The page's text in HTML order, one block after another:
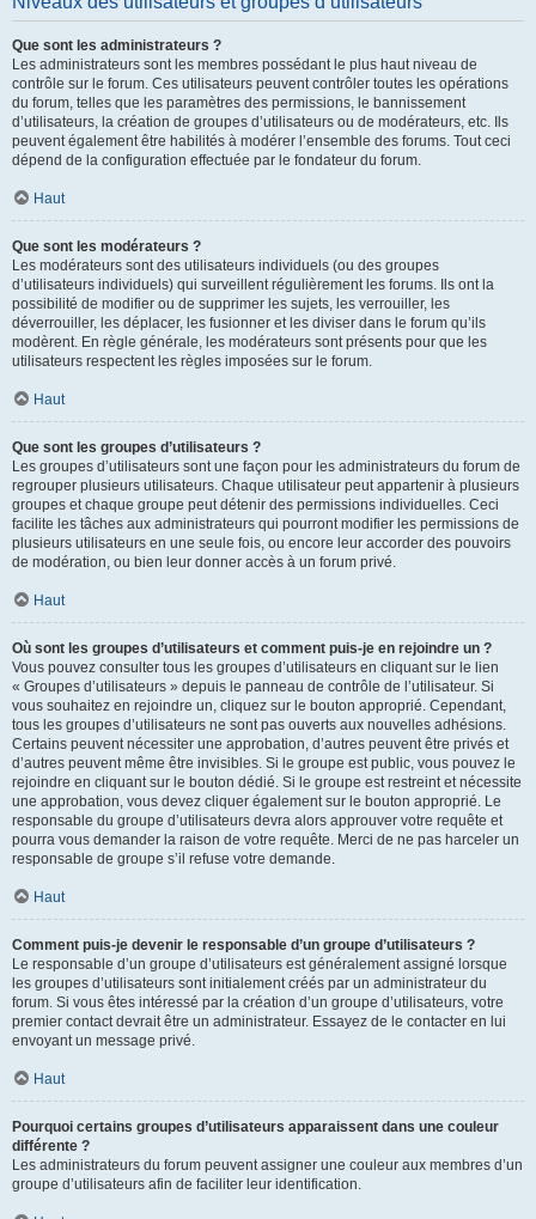
Que sont les administrateurs ?
Les administrateurs sont les membres possédant le plus haut niveau de
contrôle sur le forum. Ces utilisateurs peuvent contrôler toutes les opérations
du forum, telles que les paramètres des permissions, le bannissement
d’utilisateurs, la création de groupes d’utilisateurs ou de modérateurs, etc. Ils
peuvent également être habilités à modérer l’ensemble des forums. Tout ceci
dépend de la configuration effectuée par le fondateur du forum.
Haut
Que sont les modérateurs ?
Les modérateurs sont des utilisateurs individuels (ou des groupes
d’utilisateurs individuels) qui surveillent régulièrement les forums. Ils ont la
possibilité de modifier ou de supprimer les sujets, les verrouiller, les
déverrouiller, les déplacer, les fusionner et les diviser dans le forum qu’ils
modèrent. En règle générale, les modérateurs sont présents pour que les
utilisateurs respectent les règles imposées sur le forum.
Haut
Que sont les groupes d’utilisateurs ?
Les groupes d’utilisateurs sont une façon pour les administrateurs du forum de
regrouper plusieurs utilisateurs. Chaque utilisateur peut appartenir à plusieurs
groupes et chaque groupe peut détenir des permissions individuelles. Ceci
facilite les tâches aux administrateurs qui pourront modifier les permissions de
plusieurs utilisateurs en une seule fois, ou encore leur accorder des pouvoirs
de modération, ou bien leur donner accès à un forum privé.
Haut
Où sont les groupes d’utilisateurs et comment puis-je en rejoindre un ?
Vous pouvez consulter tous les groupes d’utilisateurs en cliquant sur le lien
« Groupes d’utilisateurs » depuis le panneau de contrôle de l’utilisateur. Si
vous souhaitez en rejoindre un, cliquez sur le bouton approprié. Cependant,
tous les groupes d’utilisateurs ne sont pas ouverts aux nouvelles adhésions.
Certains peuvent nécessiter une approbation, d’autres peuvent être privés et
d’autres peuvent même être invisibles. Si le groupe est public, vous pouvez le
rejoindre en cliquant sur le bouton dédié. Si le groupe est restreint et nécessite
une approbation, vous devez cliquer également sur le bouton approprié. Le
responsable du groupe d’utilisateurs devra alors approuver votre requête et
pourra vous demander la raison de votre requête. Merci de ne pas harceler un
responsable de groupe s’il refuse votre demande.
Haut
Comment puis-je devenir le responsable d’un groupe d’utilisateurs ?
Le responsable d’un groupe d’utilisateurs est généralement assigné lorsque
les groupes d’utilisateurs sont initialement créés par un administrateur du
forum. Si vous êtes intéressé par la création d’un groupe d’utilisateurs, votre
premier contact devrait être un administrateur. Essayez de le contacter en lui
envoyant un message privé.
Haut
Pourquoi certains groupes d’utilisateurs apparaissent dans une couleur
différente ?
Les administrateurs du forum peuvent assigner une couleur aux membres d’un
groupe d’utilisateurs afin de faciliter leur identification.